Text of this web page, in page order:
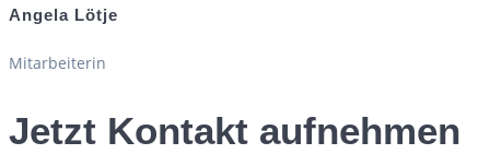
Angela Lötje
Mitarbeiterin
Jetzt Kontakt aufnehmen